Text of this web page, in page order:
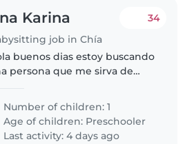
Karina
job in Chía
34
buenos dias estoy buscando
persona que me sirva de
su jornada de la mañana de 8
- la persona le colaborará..
Number of children: 1
Age of children: Preschooler
Last activity: 4 days ago